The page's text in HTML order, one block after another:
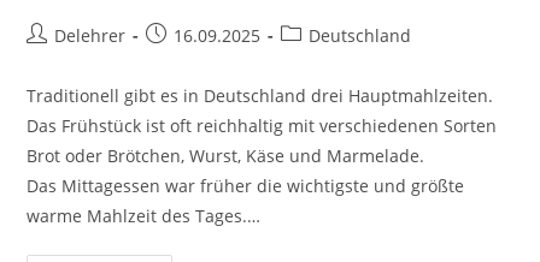
Beitrags-
Delehrer
Beitrag16.09.2025
Beitrags-
Deutschland
Traditionell gibt es in Deutschland drei Hauptmahlzeiten.
Das Frühstück ist oft reichhaltig mit verschiedenen Sorten
Brot oder Brötchen, Wurst, Käse und Marmelade.
Das Mittagessen war früher die wichtigste und größte
warme Mahlzeit des Tages.…